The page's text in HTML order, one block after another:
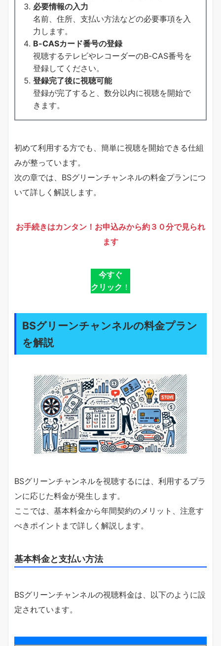
必要情報の入力
名前、住所、支払い方法などの必要事項を入
力します。
B-CASカード番号の登録
視聴するテレビやレコーダーのB-CAS番号を
登録してください。
登録完了後に視聴可能
登録が完了すると、数分以内に視聴を開始で
きます。
初めて利用する方でも、簡単に視聴を開始できる仕組
みが整っています。
次の章では、BSグリーンチャンネルの料金プランにつ
いて詳しく解説します。
お手続きはカンタン！お申込みから約３０分で見られ
ます
今すぐ
クリック ！
BSグリーンチャンネルの料金プラン
を解説
BSグリーンチャンネルを視聴するには、利用するプラ
ンに応じた料金が発生します。
ここでは、基本料金から年間契約のメリット、注意す
べきポイントまで詳しく解説します。
基本料金と支払い方法
BSグリーンチャンネルの視聴料金は、以下のように設
定されています。